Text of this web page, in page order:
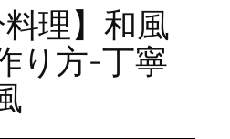
料理】和風
り方-丁寧